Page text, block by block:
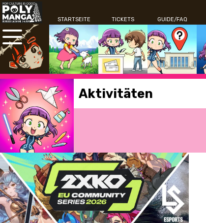
STARTSEITE TICKETS GUIDE/FAQ
Aktivitäten